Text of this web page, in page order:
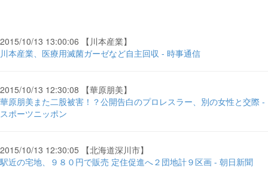
2015/10/13 13:00:06 【川本産業】
川本産業、医療用滅菌ガーゼなど自主回収 - 時事通信
2015/10/13 12:30:08 【華原朋美】
華原朋美また二股被害！？公開告白のプロレスラー、別の女性と交際 -
スポーツニッポン
2015/10/13 12:30:05 【北海道深川市】
駅近の宅地、９８０円で販売 定住促進へ２団地計９区画 - 朝日新聞